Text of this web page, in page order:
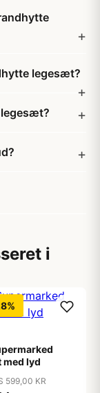
legesæt?
legesæt?
i
lyd
599,00 KR